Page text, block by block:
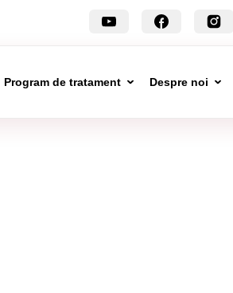
Program de tratament Despre noi